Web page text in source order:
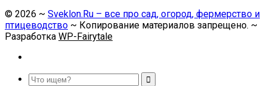
© 2026 ~ Sveklon.Ru – все про сад, огород, фермерство и
птицеводство ~ Копирование материалов запрещено. ~
Разработка WP-Fairytale